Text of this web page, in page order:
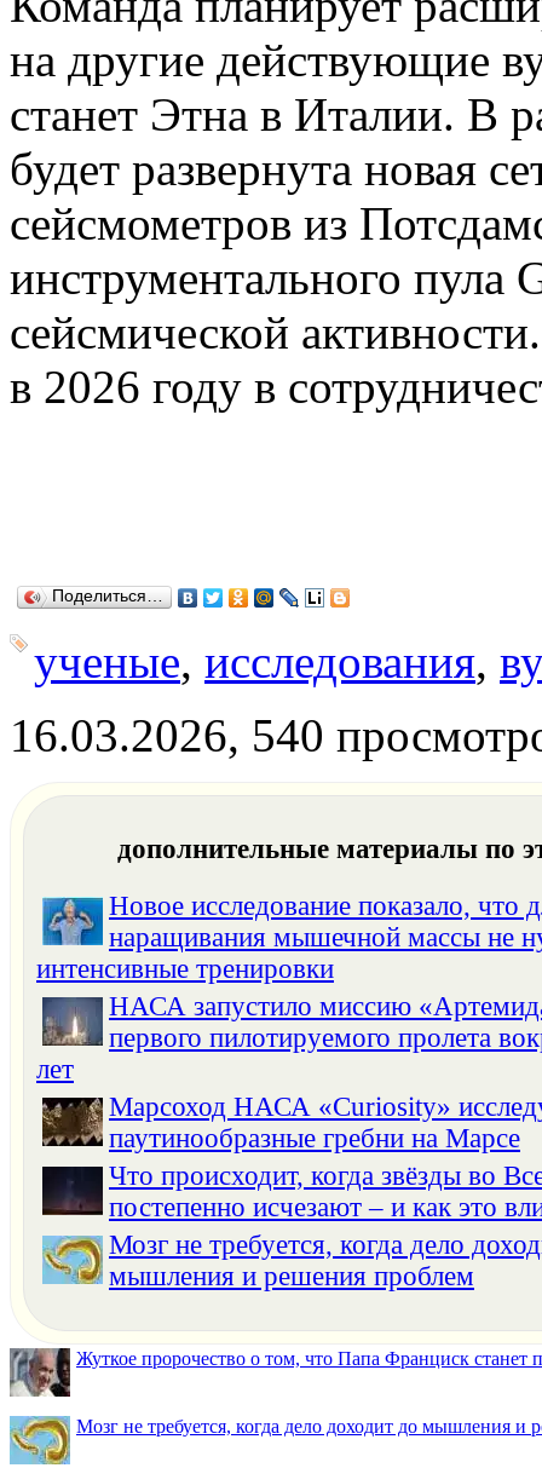
на другие действующие
станет Этна в Италии. В
будет развернута новая
сейсмометров из
инструментального пула
сейсмической
в 2026 году в
Поделиться…
ученые, исследования,
16.03.2026, 540
дополнительные материалы по
Новое исследование показало, что
наращивания мышечной массы не
интенсивные тренировки
НАСА запустило миссию
первого пилотируемого пролета
лет
Марсоход НАСА «Curiosity»
паутинообразные гребни на Марсе
Что происходит, когда звёзды во
постепенно исчезают – и как это
Мозг не требуется, когда дело
мышления и решения проблем
Жуткое пророчество о том, что Папа Франциск
Мозг не требуется, когда дело доходит до мышления и